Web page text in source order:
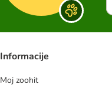
Informacije
Moj zoohit